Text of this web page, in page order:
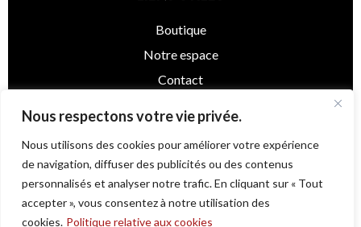
Nous respectons votre vie privée.
Nous utilisons des cookies pour améliorer votre expérience
de navigation, diffuser des publicités ou des contenus
personnalisés et analyser notre trafic. En cliquant sur « Tout
accepter », vous consentez à notre utilisation des
cookies. Politique relative aux cookies
Boutique
Notre espace
Contact
Little Asia© 2025 - Powered by@as.agency
Une question ?